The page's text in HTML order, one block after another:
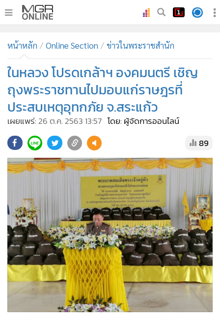
ทันเหตุการณ์
• ภาคใต้
Online Section
• บันเทิง
• คอลัมนิสต์
• ละคร
• CbizReview
•
ผู้จัดกวน
Good health & Well-being
• Green Innovation & SD
•
Management & HR
• MGR Live
• Infographic
• การเมือง
• ท่องเที่ยว
หน้าหลัก Online Section ข่าวในพระราชสำนัก
ในหลวง โปรดเกล้าฯ องคมนตรี เชิญ
ถุงพระราชทานไปมอบแก่ราษฎรที่
ประสบเหตุอุทกภัย จ.สระแก้ว
เผยแพร่: 26 ต.ค. 2563 13:57 โดย: ผู้จัดการออนไลน์
89